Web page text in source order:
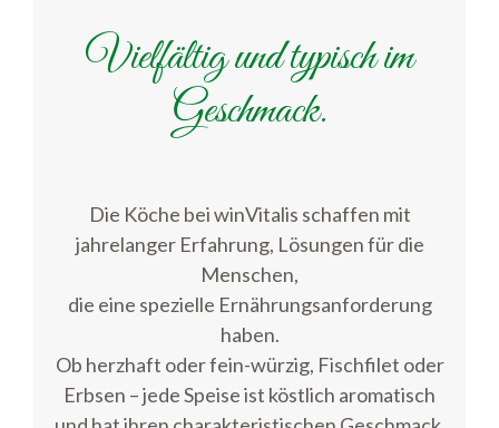
Vielfältig und typisch im
Geschmack.
Die Köche bei winVitalis schaffen mit
jahrelanger Erfahrung, Lösungen für die
Menschen,
die eine spezielle Ernährungsanforderung
haben.
Ob herzhaft oder fein-würzig, Fischfilet oder
Erbsen – jede Speise ist köstlich aromatisch